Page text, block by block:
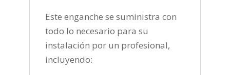
Este enganche se suministra con
todo lo necesario para su
instalación por un profesional,
incluyendo: